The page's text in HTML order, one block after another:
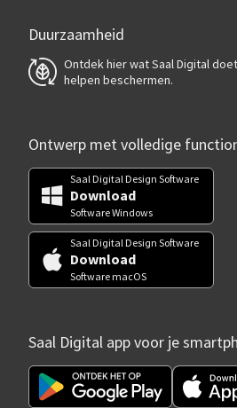
Duurzaamheid
Ontdek hier wat Saal Digital
helpen beschermen.
Ontwerp met volledige
Saal Digital Design Software
Download
Software Windows
Saal Digital Design Software
Download
Software macOS
Saal Digital app voor je